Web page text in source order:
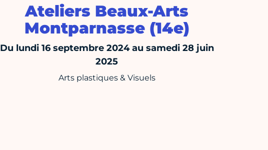
Ateliers Beaux-Arts
Montparnasse (14e)
Du lundi 16 septembre 2024 au samedi 28 juin
2025
Arts plastiques & Visuels